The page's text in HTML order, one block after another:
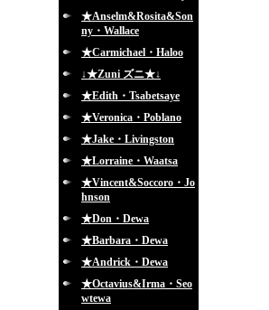
★Anselm&Rosita&Son
ny・Wallace
★Carmichael・Haloo
↓★Zuni ズニ★↓
★Edith・Tsabetsaye
★Veronica・Poblano
★Jake・Livingston
★Lorraine・Waatsa
★Vincent&Soccoro・Jo
hnson
★Don・Dewa
★Barbara・Dewa
★Andrick・Dewa
★Octavius&Irma・Seo
wtewa